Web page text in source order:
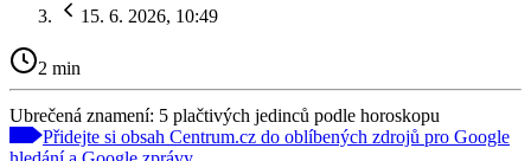
15. 6. 2026, 10:49
2 min
Ubrečená znamení: 5 plačtivých jedinců podle horoskopu
Přidejte si obsah Centrum.cz do oblíbených zdrojů pro Google